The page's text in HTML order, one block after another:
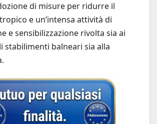
di misure per ridurre il
e un’intensa attività di
e sensibilizzazione rivolta sia ai
stabilimenti balneari sia alla